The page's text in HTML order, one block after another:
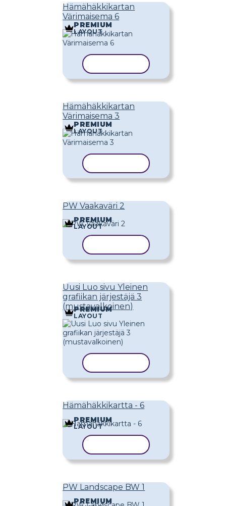
Hämähäkkikartan
Värimaisema 6
PREMIUM
LAYOUT
Hämähäkkikartan
Värimaisema 3
PREMIUM
LAYOUT
PW Vaakaväri 2
PREMIUM
LAYOUT
Uusi Luo sivu Yleinen
grafiikan järjestäjä 3
(mustavalkoinen)
PREMIUM
LAYOUT
Hämähäkkikartta - 6
PREMIUM
LAYOUT
PW Landscape BW 1
PREMIUM